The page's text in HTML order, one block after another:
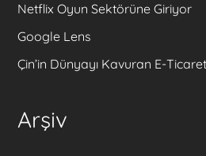
Netflix Oyun Sektörüne Giriyor
Google Lens
Çin’in Dünyayı Kavuran E-
Arşiv